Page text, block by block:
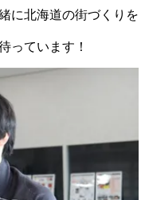
に北海道の街づくりを